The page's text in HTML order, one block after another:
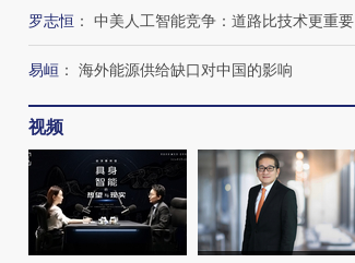
罗志恒 ： 中美人工智能竞争：道路比技术更重要
易峘 ： 海外能源供给缺口对中国的影响
视频